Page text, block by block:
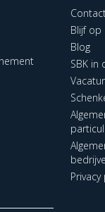
Blijf op
Blog
SBK in